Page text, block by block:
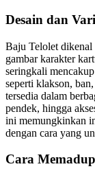
Desain dan
Baju Telolet dikenal
gambar karakter
seringkali
seperti klakson,
tersedia dalam
pendek, hingga
ini memungkinkan
dengan cara yang
Cara